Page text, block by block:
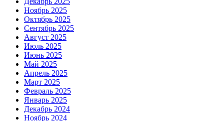
Ноябрь 2025
Октябрь 2025
Сентябрь 2025
Август 2025
Июль 2025
Июнь 2025
Май 2025
Апрель 2025
Март 2025
Февраль 2025
Январь 2025
Декабрь 2024
Ноябрь 2024